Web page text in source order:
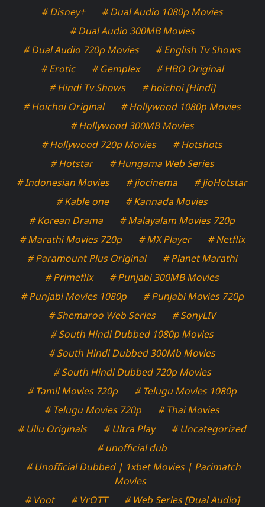
# Disney+
# Dual Audio 1080p Movies
# Dual Audio 300MB Movies
# Dual Audio 720p Movies
# English Tv Shows
# Erotic
# Gemplex
# HBO Original
# Hindi Tv Shows
# hoichoi [Hindi]
# Hoichoi Original
# Hollywood 1080p Movies
# Hollywood 300MB Movies
# Hollywood 720p Movies
# Hotshots
# Hotstar
# Hungama Web Series
# Indonesian Movies
# jiocinema
# JioHotstar
# Kable one
# Kannada Movies
# Korean Drama
# Malayalam Movies 720p
# Marathi Movies 720p
# MX Player
# Netflix
# Paramount Plus Original
# Planet Marathi
# Primeflix
# Punjabi 300MB Movies
# Punjabi Movies 1080p
# Punjabi Movies 720p
# Shemaroo Web Series
# SonyLIV
# South Hindi Dubbed 1080p Movies
# South Hindi Dubbed 300Mb Movies
# South Hindi Dubbed 720p Movies
# Tamil Movies 720p
# Telugu Movies 1080p
# Telugu Movies 720p
# Thai Movies
# Ullu Originals
# Ultra Play
# Uncategorized
# unofficial dub
# Unofficial Dubbed | 1xbet Movies | Parimatch
Movies
# Voot
# VrOTT
# Web Series [Dual Audio]